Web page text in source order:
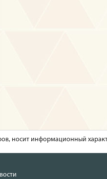
носит информационный